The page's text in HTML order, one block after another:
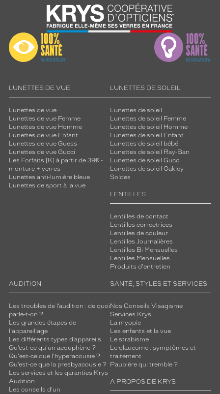
LUNETTES DE VUE
Lunettes de vue
Lunettes de vue Femme
Lunettes de vue Homme
Lunettes de vue Enfant
Lunettes de vue Guess
Lunettes de vue Gucci
Les Forfaits [K] à partir de 39€ -
monture + verres
Lunettes anti-lumière bleue
Lunettes de sport à la vue
LUNETTES DE SOLEIL
Lunettes de soleil
Lunettes de soleil Femme
Lunettes de soleil Homme
Lunettes de soleil Enfant
Lunettes de soleil bébé
Lunettes de soleil Ray-Ban
Lunettes de soleil Gucci
Lunettes de soleil Oakley
Soldes
LENTILLES
Lentilles de contact
Lentilles correctrices
Lentilles de couleur
Lentilles Journalières
Lentilles Bi Mensuelles
Lentilles Mensuelles
Produits d'entretien
AUDITION
Les troubles de l’audition : de quoi
parle-t-on ?
Les grandes étapes de
l'appareillage
Les différents types d’appareils
Qu’est-ce qu'un acouphène ?
Qu'est-ce que l'hyperacousie ?
Qu’est-ce que la presbyacousie ?
Les services et les garanties Krys
Audition
Les conseils d'un
SANTÉ, STYLES ET SERVICES
Nos Conseils Visagisme
Services Krys
La myopie
Les enfants et la vue
Le strabisme
Le glaucome : symptômes et
traitement
Paupière qui tremble ?
A PROPOS DE KRYS